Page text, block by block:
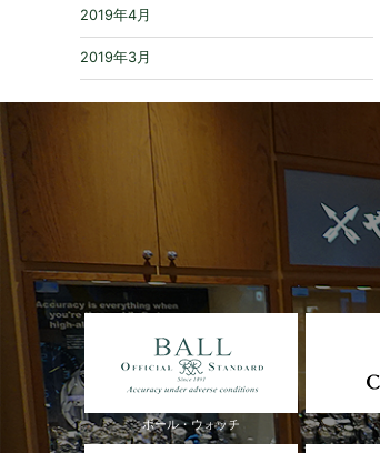
2019年4月
2019年3月
ボール・ウォッチ